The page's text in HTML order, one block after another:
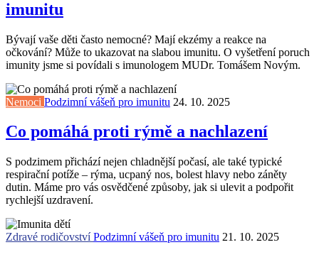
imunitu
Bývají vaše děti často nemocné? Mají ekzémy a reakce na
očkování? Může to ukazovat na slabou imunitu. O vyšetření poruch
imunity jsme si povídali s imunologem MUDr. Tomášem Novým.
Nemoci Podzimní vášeň pro imunitu 24. 10. 2025
Co pomáhá proti rýmě a nachlazení
S podzimem přichází nejen chladnější počasí, ale také typické
respirační potíže – rýma, ucpaný nos, bolest hlavy nebo záněty
dutin. Máme pro vás osvědčené způsoby, jak si ulevit a podpořit
rychlejší uzdravení.
Zdravé rodičovstvíPodzimní vášeň pro imunitu 21. 10. 2025